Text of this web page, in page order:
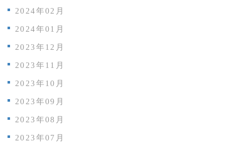
2024年02月
2024年01月
2023年12月
2023年11月
2023年10月
2023年09月
2023年08月
2023年07月